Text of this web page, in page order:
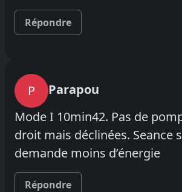
Répondre
P
Parapou
Mode I 10min42. Pas de
droit mais déclinées. Seance
demande moins d’énergie
Répondre